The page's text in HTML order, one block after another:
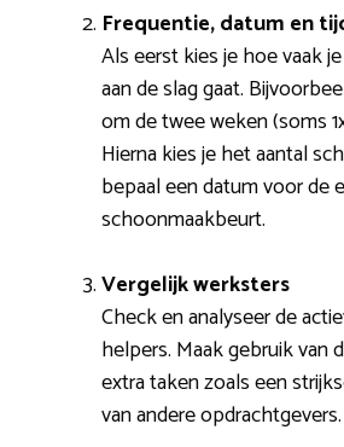
Frequentie, datum en
Als eerst kies je hoe vaak
aan de slag gaat.
om de twee weken (soms
Hierna kies je het aantal
bepaal een datum voor de
schoonmaakbeurt.
Vergelijk werksters
Check en analyseer de
helpers. Maak gebruik van
extra taken zoals een
van andere opdrachtgevers.